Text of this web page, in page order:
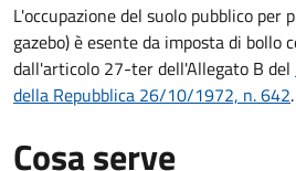
L'occupazione del suolo pubblico per
gazebo) è esente da imposta di bollo
dall'articolo 27-ter dell'Allegato B del
della Repubblica 26/10/1972, n. 642.
Cosa serve